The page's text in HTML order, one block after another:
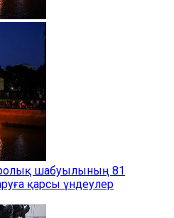
шабуылының 81
қарсы үндеулер